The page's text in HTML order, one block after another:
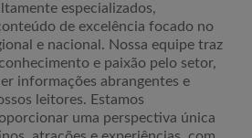
especializados,
de excelência focado no
e nacional. Nossa equipe traz
e paixão pelo setor,
informações abrangentes e
leitores. Estamos
uma perspectiva única